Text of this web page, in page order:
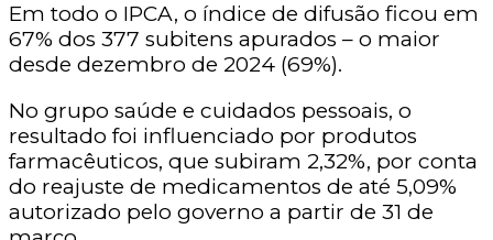
Em todo o IPCA, o índice de difusão ficou em
67% dos 377 subitens apurados – o maior
desde dezembro de 2024 (69%).
No grupo saúde e cuidados pessoais, o
resultado foi influenciado por produtos
farmacêuticos, que subiram 2,32%, por conta
do reajuste de medicamentos de até 5,09%
autorizado pelo governo a partir de 31 de